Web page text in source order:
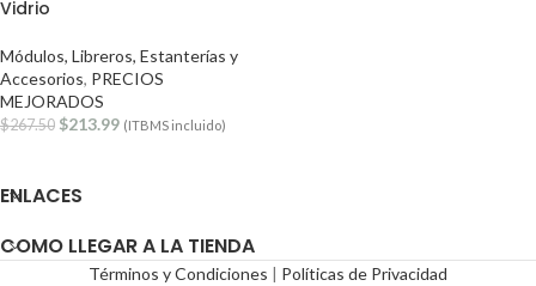
Vidrio
Módulos, Libreros, Estanterías y
Accesorios, PRECIOS
MEJORADOS
$267.50 $213.99 (ITBMS incluido)
ENLACES
COMO LLEGAR A LA TIENDA
Términos y Condiciones | Políticas de Privacidad